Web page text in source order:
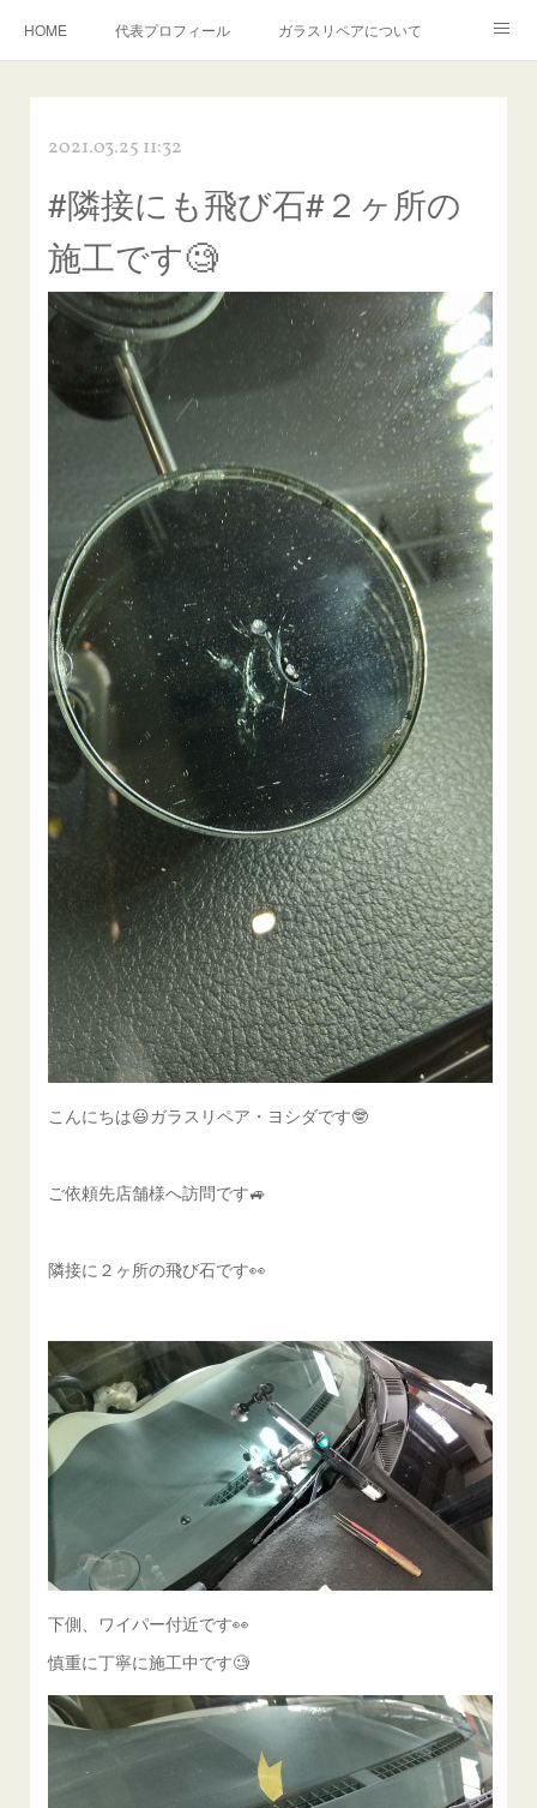
HOME 代表プロフィール ガラスリペアについて
飛び石施工料金について
当店へのアクセス 建築ガラスキズ取り・研磨・磨き
【プロ使用】フッ素系ガラストリートメント『アクアペル』
当店の良心的価格の理由について
欧州車モールの白サビやシミを落とす！
instagram記事 ガラスリペア施工価格
飛び石ひび割れでヒビ先が伸びた場合は？
2021.03.25 11:32
#隣接にも飛び石#２ヶ所の
施工です🧐
こんにちは😃ガラスリペア・ヨシダです🤓
ご依頼先店舗様へ訪問です🚙
隣接に２ヶ所の飛び石です👀
下側、ワイパー付近です👀
慎重に丁寧に施工中です🧐